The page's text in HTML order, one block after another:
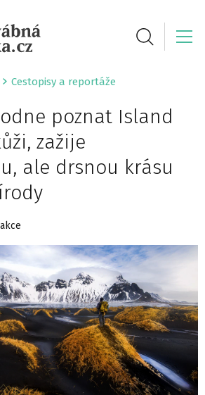
Cestopisy a reportáže
poznat Island
zažije
ale drsnou krásu